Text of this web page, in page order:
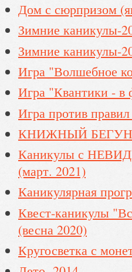
Дом с сюрпризом
Зимние каникулы-
Зимние каникулы-
Игра "Волшебное
Игра "Квантики - в
Игра против
КНИЖНЫЙ
Каникулы с
(март. 2021)
Каникулярная
Квест-каникулы
(весна 2020)
Кругосветка с